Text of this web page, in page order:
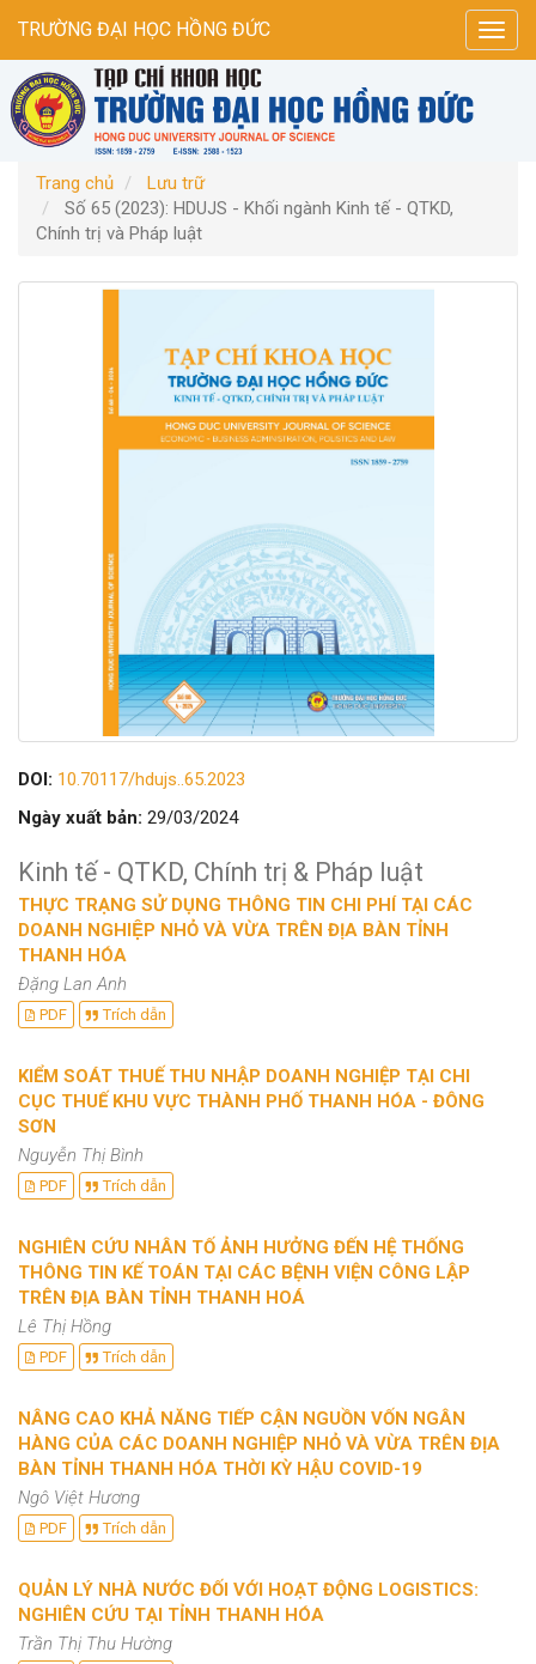
hướng
chính
Nội
dung
chính
Thanh
bên
TRƯỜNG ĐẠI HỌC HỒNG ĐỨC
Trang chủ
Lưu trữ
Số 65 (2023): HDUJS - Khối ngành Kinh tế - QTKD,
Chính trị và Pháp luật
DOI: 10.70117/hdujs..65.2023
Ngày xuất bản: 29/03/2024
Kinh tế - QTKD, Chính trị & Pháp luật
THỰC TRẠNG SỬ DỤNG THÔNG TIN CHI PHÍ TẠI CÁC
DOANH NGHIỆP NHỎ VÀ VỪA TRÊN ĐỊA BÀN TỈNH
THANH HÓA
Đặng Lan Anh
PDF Trích dẫn
KIỂM SOÁT THUẾ THU NHẬP DOANH NGHIỆP TẠI CHI
CỤC THUẾ KHU VỰC THÀNH PHỐ THANH HÓA - ĐÔNG
SƠN
Nguyễn Thị Bình
PDF Trích dẫn
NGHIÊN CỨU NHÂN TỐ ẢNH HƯỞNG ĐẾN HỆ THỐNG
THÔNG TIN KẾ TOÁN TẠI CÁC BỆNH VIỆN CÔNG LẬP
TRÊN ĐỊA BÀN TỈNH THANH HOÁ
Lê Thị Hồng
PDF Trích dẫn
NÂNG CAO KHẢ NĂNG TIẾP CẬN NGUỒN VỐN NGÂN
HÀNG CỦA CÁC DOANH NGHIỆP NHỎ VÀ VỪA TRÊN ĐỊA
BÀN TỈNH THANH HÓA THỜI KỲ HẬU COVID-19
Ngô Việt Hương
PDF Trích dẫn
QUẢN LÝ NHÀ NƯỚC ĐỐI VỚI HOẠT ĐỘNG LOGISTICS:
NGHIÊN CỨU TẠI TỈNH THANH HÓA
Trần Thị Thu Hường